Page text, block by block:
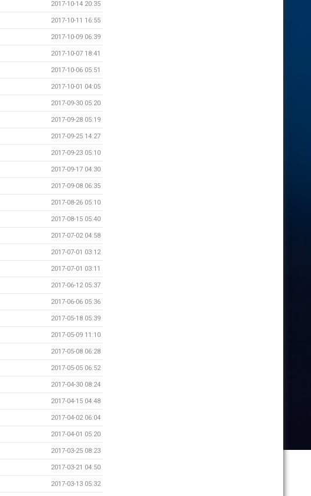
2017-10-14 20:35
2017-10-11 16:55
2017-10-09 06:39
2017-10-07 18:41
2017-10-06 05:51
2017-10-01 04:05
2017-09-30 05:20
2017-09-28 05:19
2017-09-25 14:27
2017-09-23 05:10
2017-09-17 04:30
2017-09-08 06:35
2017-08-26 05:10
2017-08-15 05:40
2017-07-02 04:58
2017-07-01 03:12
2017-07-01 03:11
2017-06-12 05:37
2017-06-06 05:36
2017-05-18 05:39
2017-05-09 11:10
2017-05-08 06:28
2017-05-05 06:52
2017-04-30 08:24
2017-04-15 04:48
2017-04-02 06:04
2017-04-01 05:20
2017-03-25 08:23
2017-03-21 04:50
2017-03-13 05:32